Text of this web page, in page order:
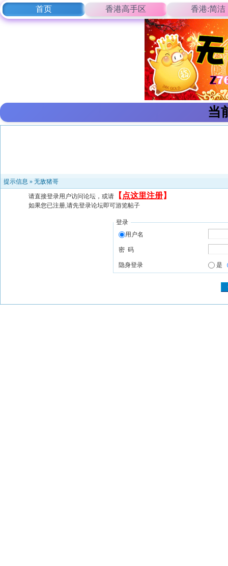
首页 香港高手区 香港:简洁
当
提示信息 » 无敌猪哥
请直接登录用户访问论坛，或请 【 点这里注册】
如果您已注册,请先登录论坛即可游览帖子
登录
用户名
密 码
隐身登录 是